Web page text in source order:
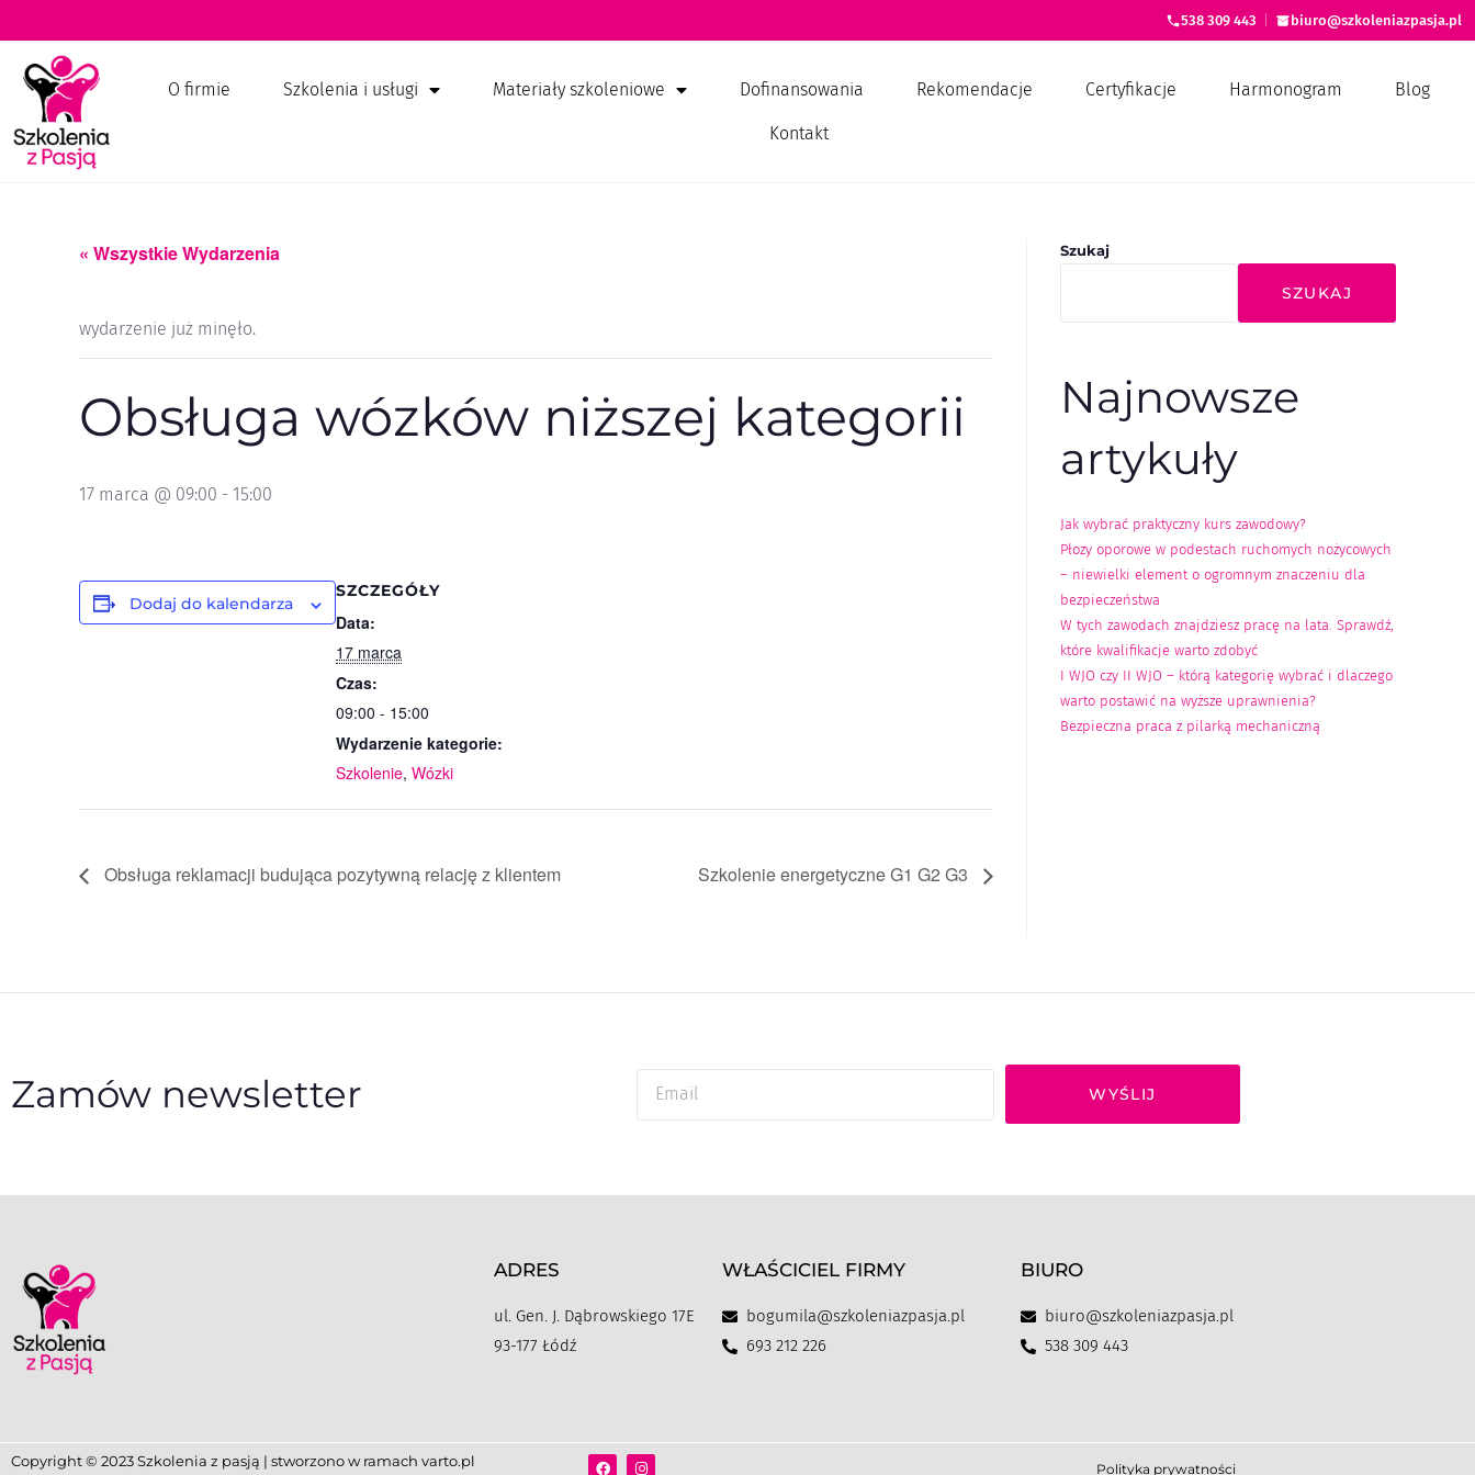
538 309 443 biuro@szkoleniazpasja.pl
O firmie Szkolenia i usługi Materiały szkoleniowe Dofinansowania Rekomendacje Certyfikacje Harmonogram Blog
Kontakt
« Wszystkie Wydarzenia
wydarzenie już minęło.
Obsługa wózków niższej kategorii
17 marca @ 09:00 - 15:00
Dodaj do kalendarza
SZCZEGÓŁY
Data:
17 marca
Czas:
09:00 - 15:00
Wydarzenie kategorie:
Szkolenie, Wózki
Obsługa reklamacji budująca pozytywną relację z klientem Szkolenie energetyczne G1 G2 G3
Szukaj
SZUKAJ
Najnowsze
artykuły
Jak wybrać praktyczny kurs zawodowy?
Płozy oporowe w podestach ruchomych nożycowych
– niewielki element o ogromnym znaczeniu dla
bezpieczeństwa
W tych zawodach znajdziesz pracę na lata. Sprawdź,
które kwalifikacje warto zdobyć
I WJO czy II WJO – którą kategorię wybrać i dlaczego
warto postawić na wyższe uprawnienia?
Bezpieczna praca z pilarką mechaniczną
Zamów newsletter WYŚLIJ
ADRES
ul. Gen. J. Dąbrowskiego 17E
93-177 Łódź
WŁAŚCICIEL FIRMY
bogumila@szkoleniazpasja.pl
693 212 226
BIURO
biuro@szkoleniazpasja.pl
538 309 443
Copyright © 2023 Szkolenia z pasją | stworzono w ramach varto.pl Polityka prywatności